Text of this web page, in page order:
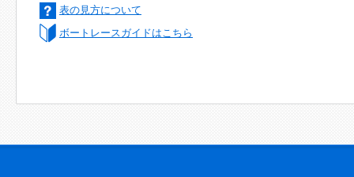
表の見方について
ボートレースガイドはこちら